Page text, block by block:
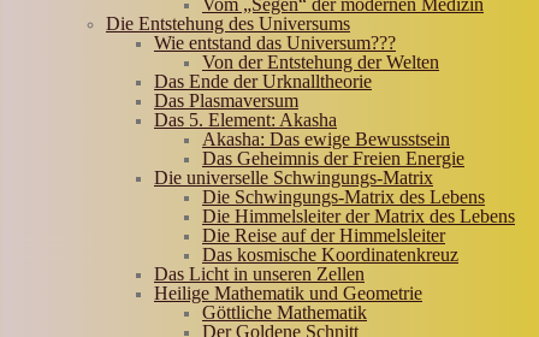
Vom „Segen“ der modernen Medizin
Die Entstehung des Universums
Wie entstand das Universum???
Von der Entstehung der Welten
Das Ende der Urknalltheorie
Das Plasmaversum
Das 5. Element: Akasha
Akasha: Das ewige Bewusstsein
Das Geheimnis der Freien Energie
Die universelle Schwingungs-Matrix
Die Schwingungs-Matrix des Lebens
Die Himmelsleiter der Matrix des Lebens
Die Reise auf der Himmelsleiter
Das kosmische Koordinatenkreuz
Das Licht in unseren Zellen
Heilige Mathematik und Geometrie
Göttliche Mathematik
Der Goldene Schnitt